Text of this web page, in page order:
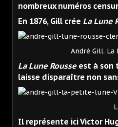
nombreux numéros
En 1876, Gill crée La Lune
André Gill. La Lune
La Lune Rousse est à son
laisse disparaître non
La Petite Lune.
Il représente ici Victor